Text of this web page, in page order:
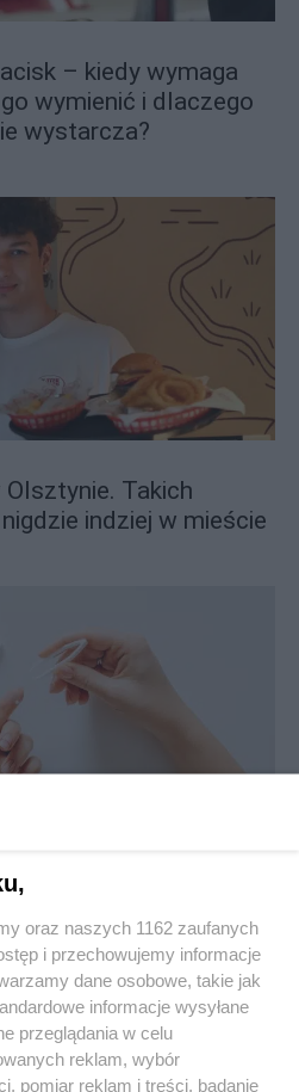
– kiedy wymaga
wymienić i dlaczego
wystarcza?
Takich
indziej w mieście
kontaktowe są
więcej
oraz naszych 1162 zaufanych
i przechowujemy informacje
dane osobowe, takie jak
informacje wysyłane
przeglądania w celu
reklam, wybór
pomiar reklam i treści, badanie